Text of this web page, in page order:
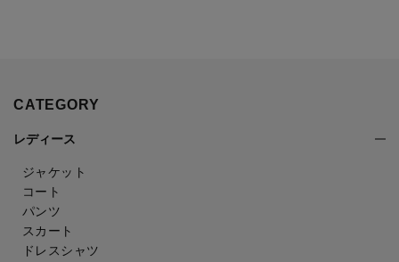
CATEGORY
レディース
ジャケット
コート
パンツ
スカート
ドレスシャツ